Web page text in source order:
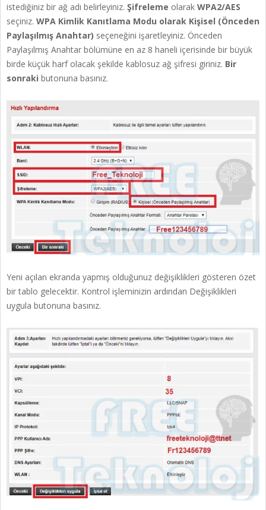
istediğiniz bir ağ adı belirleyiniz. Şifreleme olarak WPA2/AES
seçiniz. WPA Kimlik Kanıtlama Modu olarak Kişisel (Önceden
Paylaşılmış Anahtar) seçeneğini işaretleyiniz. Önceden
Paylaşılmış Anahtar bölümüne en az 8 haneli içerisinde bir büyük
birde küçük harf olacak şekilde kablosuz ağ şifresi giriniz. Bir
sonraki butonuna basınız.
Yeni açılan ekranda yapmış olduğunuz değişiklikleri gösteren özet
bir tablo gelecektir. Kontrol işleminizin ardından Değişiklikleri
uygula butonuna basınız.